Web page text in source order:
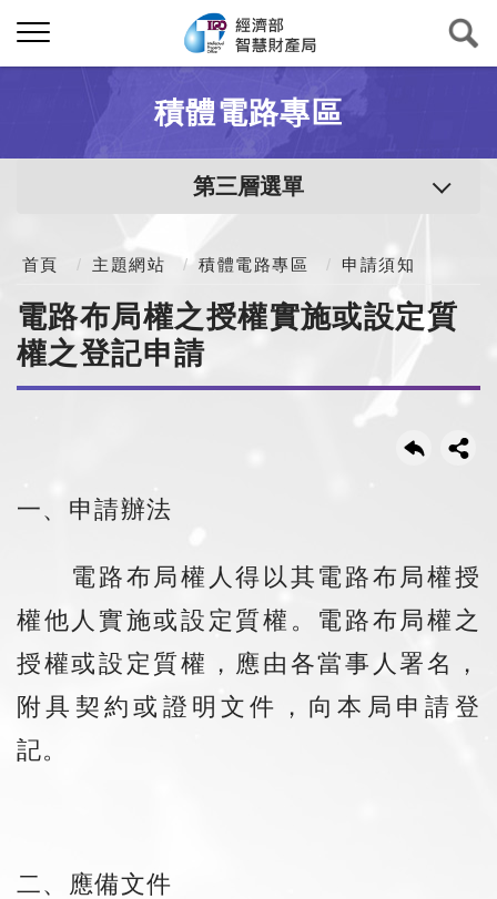
積體電路專區
第三層選單
首頁 主題網站 積體電路專區 申請須知
電路布局權之授權實施或設定質
權之登記申請
一、申請辦法
電路布局權人得以其電路布局權授
權他人實施或設定質權。電路布局權之
授權或設定質權，應由各當事人署名，
附具契約或證明文件，向本局申請登
記。
二、應備文件